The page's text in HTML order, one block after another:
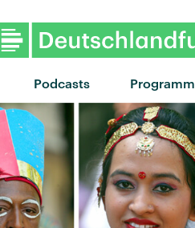
Podcasts Programm